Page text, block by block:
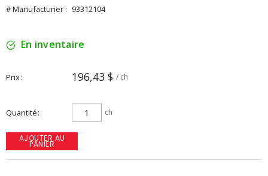
# Manufacturier : 93312104
En inventaire
Prix 196,43 $ / ch
Quantité ch
AJOUTER AU
PANIER